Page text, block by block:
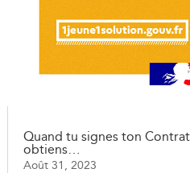
Quand tu signes ton
obtiens…
Août 31, 2023